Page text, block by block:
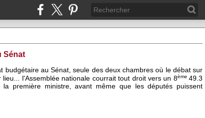
Sénat
au Sénat, seule des deux chambres où le débat sur
l'Assemblée nationale courrait tout droit vers un 8ème 49.3
ministre, avant même que les députés puissent